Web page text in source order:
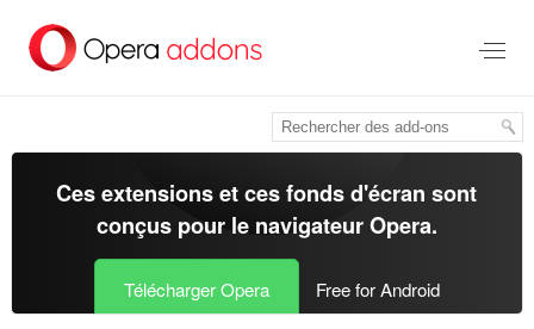
contenu
Ces extensions et ces fonds d'écran sont
conçus pour le navigateur Opera.
Télécharger Opera Free for Android